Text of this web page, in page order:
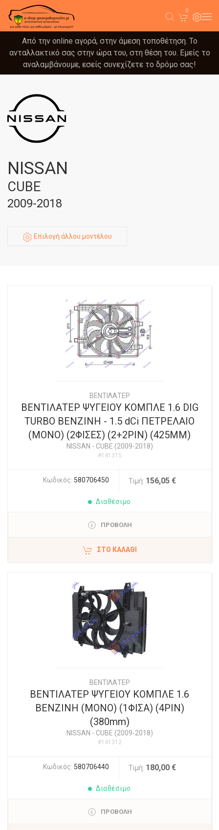
0
Από την online αγορά, στην άμεση τοποθέτηση. Το
ανταλλακτικό σας στην ώρα του, στη θέση του. Εμείς το
αναλαμβάνουμε, εσείς συνεχίζετε το δρόμο σας!
NISSAN
CUBE
2009-2018
Επιλογή άλλου μοντέλου
ΒΕΝΤΙΛΑΤΕΡ
ΒΕΝΤΙΛΑΤΕΡ ΨΥΓΕΙΟΥ ΚΟΜΠΛΕ 1.6 DIG
TURBO ΒΕΝΖΙΝΗ - 1.5 dCi ΠΕΤΡΕΛΑΙΟ
(ΜΟΝΟ) (2ΦΙΣΕΣ) (2+2PIN) (425MM)
NISSAN - CUBE (2009-2018)
#141315
Κωδικός: 580706450 Τιμή: 156,05 €
Διαθέσιμο
ΠΡΟΒΟΛΗ
ΣΤΟ ΚΑΛΆΘΙ
ΒΕΝΤΙΛΑΤΕΡ
ΒΕΝΤΙΛΑΤΕΡ ΨΥΓΕΙΟΥ ΚΟΜΠΛΕ 1.6
ΒΕΝΖΙΝΗ (ΜΟΝΟ) (1ΦΙΣΑ) (4PIN)
(380mm)
NISSAN - CUBE (2009-2018)
#141312
Κωδικός: 580706440 Τιμή: 180,00 €
Διαθέσιμο
ΠΡΟΒΟΛΗ